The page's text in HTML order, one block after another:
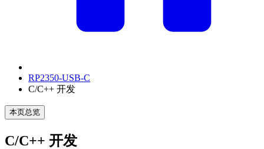
RP2350-USB-C
C/C++ 开发
本页总览
C/C++ 开发